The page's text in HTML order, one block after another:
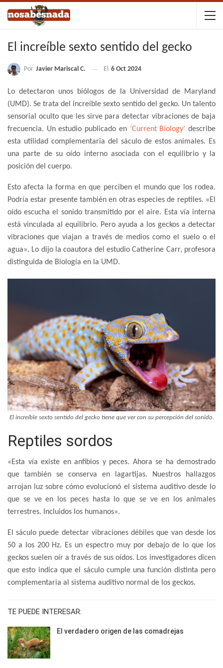
El increíble sexto sentido del gecko
Por Javier Mariscal C. El 6 Oct 2024
Lo detectaron unos biólogos de la Universidad de Maryland
(UMD). Se trata del increíble sexto sentido del gecko. Un talento
sensorial oculto que les sirve para detectar vibraciones de baja
frecuencia. Un estudio publicado en ‘Current Biology’describe
esta utilidad complementaria del sáculo de estos animales. Es
una parte de su oído interno asociada con el equilibrio y la
posición del cuerpo.
Esto afecta la forma en que perciben el mundo que los rodea.
Podría estar presente también en otras especies de reptiles. «El
oído escucha el sonido transmitido por el aire. Esta vía interna
está vinculada al equilibrio. Pero ayuda a los geckos a detectar
vibraciones que viajan a través de medios como el suelo o el
agua». Lo dijo la coautora del estudio Catherine Carr, profesora
distinguida de Biología en la UMD.
El increíble sexto sentido del gecko tiene que ver con su percepción del sonido.
Reptiles sordos
«Esta vía existe en anfibios y peces. Ahora se ha demostrado
que también se conserva en lagartijas. Nuestros hallazgos
arrojan luz sobre cómo evolucionó el sistema auditivo desde lo
que se ve en los peces hasta lo que se ve en los animales
terrestres. Incluidos los humanos».
El sáculo puede detectar vibraciones débiles que van desde los
50 a los 200 Hz. Es un espectro muy por debajo de lo que los
geckos suelen oír a través de sus oídos. Los investigadores dicen
que esto indica que el sáculo cumple una función distinta pero
complementaria al sistema auditivo normal de los geckos.
TE PUEDE INTERESAR:
El verdadero origen de las comadrejas